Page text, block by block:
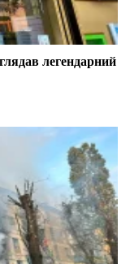
легендарний